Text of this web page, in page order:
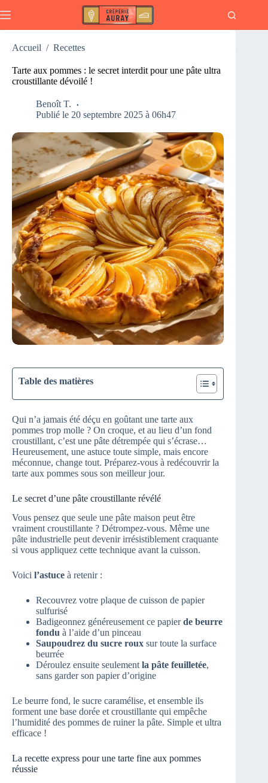
au
Accueil / Recettes
Tarte aux pommes : le secret interdit pour une pâte ultra
croustillante dévoilé !
Benoît T.
Publié le 20 septembre 2025 à 06h47
Table des matières
Qui n’a jamais été déçu en goûtant une tarte aux
pommes trop molle ? On croque, et au lieu d’un fond
croustillant, c’est une pâte détrempée qui s’écrase…
Heureusement, une astuce toute simple, mais encore
méconnue, change tout. Préparez-vous à redécouvrir la
tarte aux pommes sous son meilleur jour.
Le secret d’une pâte croustillante révélé
Vous pensez que seule une pâte maison peut être
vraiment croustillante ? Détrompez-vous. Même une
pâte industrielle peut devenir irrésistiblement craquante
si vous appliquez cette technique avant la cuisson.
Voici l’astuce à retenir :
Recouvrez votre plaque de cuisson de papier
sulfurisé
Badigeonnez généreusement ce papierde beurre
fondu à l’aide d’un pinceau
Saupoudrez du sucre roux sur toute la surface
beurrée
Déroulez ensuite seulement la pâte feuilletée,
sans garder son papier d’origine
Le beurre fond, le sucre caramélise, et ensemble ils
forment une base dorée et croustillante qui empêche
l’humidité des pommes de ruiner la pâte. Simple et ultra
efficace !
La recette express pour une tarte fine aux pommes
réussie